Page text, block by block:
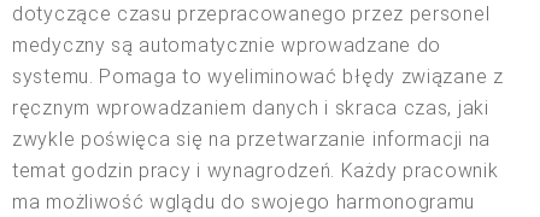
dotyczące czasu przepracowanego przez personel
medyczny są automatycznie wprowadzane do
systemu. Pomaga to wyeliminować błędy związane z
ręcznym wprowadzaniem danych i skraca czas, jaki
zwykle poświęca się na przetwarzanie informacji na
temat godzin pracy i wynagrodzeń. Każdy pracownik
ma możliwość wglądu do swojego harmonogramu